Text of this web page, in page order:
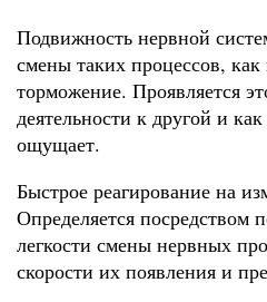
Подвижность нервной
смены таких процессов,
торможение. Проявляется
деятельности к другой и
ощущает.
Быстрое реагирование на
Определяется посредством
легкости смены нервных
скорости их появления и